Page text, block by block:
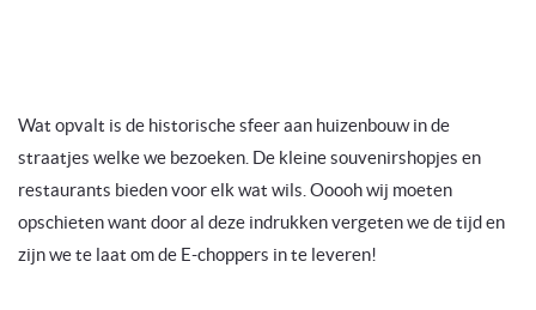
Wat opvalt is de historische sfeer aan huizenbouw in de
straatjes welke we bezoeken. De kleine souvenirshopjes en
restaurants bieden voor elk wat wils. Ooooh wij moeten
opschieten want door al deze indrukken vergeten we de tijd en
zijn we te laat om de E-choppers in te leveren!